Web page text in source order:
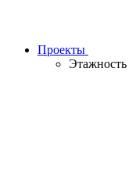
Проекты
Этажность